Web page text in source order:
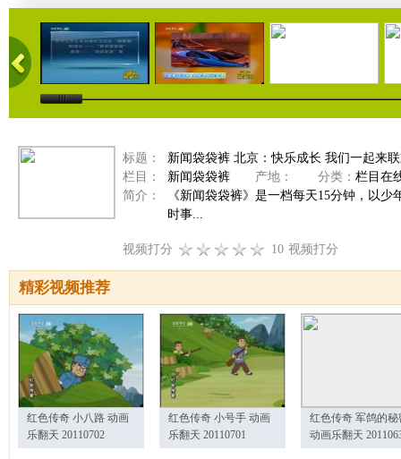
01:24 01:26 01:21
标题：
新闻袋袋裤 北京：快乐成长 我们一起来联
栏目：
新闻袋袋裤 产地： 分类： 栏目在
简介：
《新闻袋袋裤》是一档每天15分钟，以
时事...
视频打分 10 视频打分
精彩视频推荐
红色传奇 小八路 动画
乐翻天 20110702
红色传奇 小号手 动画
乐翻天 20110701
红色传奇 军鸽的秘
动画乐翻天